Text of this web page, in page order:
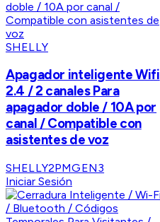
SHELLY
Apagador inteligente Wifi
2.4 / 2 canales Para
apagador doble / 10A por
canal / Compatible con
asistentes de voz
SHELLY2PMGEN3
Iniciar Sesión